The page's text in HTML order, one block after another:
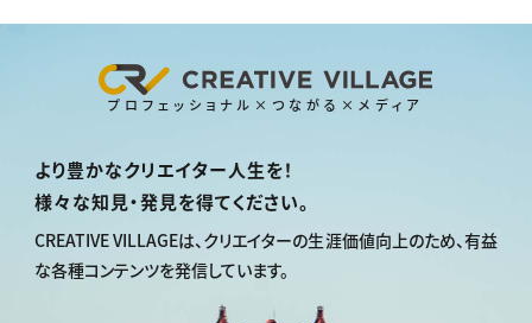
プロフェッショナル×つながる×メディア
より豊かなクリエイター人生を！
様々な知見・発見を得てください。
CREATIVE VILLAGEは、クリエイターの生涯価値向上のため、有益
な各種コンテンツを発信しています。